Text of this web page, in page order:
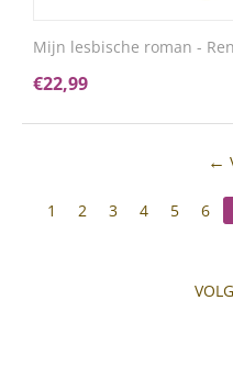
Mijn lesbische roman -
€22,99
1 2 3 4 5 6